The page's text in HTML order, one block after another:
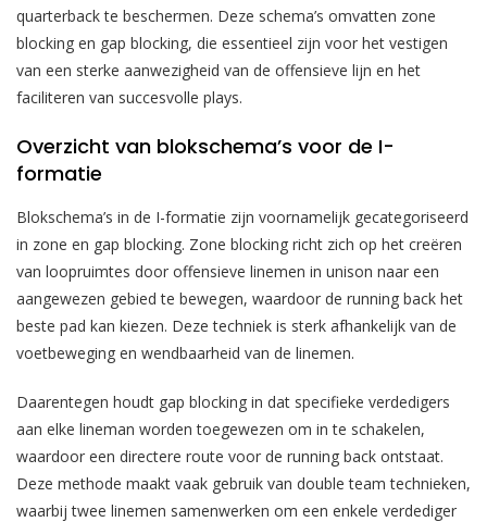
quarterback te beschermen. Deze schema’s omvatten zone
blocking en gap blocking, die essentieel zijn voor het vestigen
van een sterke aanwezigheid van de offensieve lijn en het
faciliteren van succesvolle plays.
Overzicht van blokschema’s voor de I-
formatie
Blokschema’s in de I-formatie zijn voornamelijk gecategoriseerd
in zone en gap blocking. Zone blocking richt zich op het creëren
van loopruimtes door offensieve linemen in unison naar een
aangewezen gebied te bewegen, waardoor de running back het
beste pad kan kiezen. Deze techniek is sterk afhankelijk van de
voetbeweging en wendbaarheid van de linemen.
Daarentegen houdt gap blocking in dat specifieke verdedigers
aan elke lineman worden toegewezen om in te schakelen,
waardoor een directere route voor de running back ontstaat.
Deze methode maakt vaak gebruik van double team technieken,
waarbij twee linemen samenwerken om een enkele verdediger